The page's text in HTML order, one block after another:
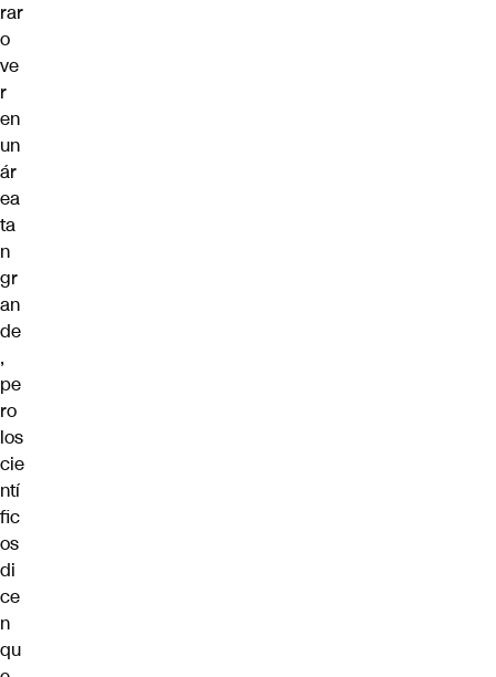
rar
o
ve
r
en
un
ár
ea
ta
n
gr
an
de
,
pe
ro
los
cie
ntí
fic
os
di
ce
n
qu